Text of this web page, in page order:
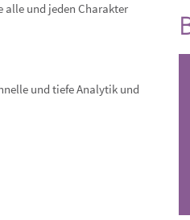
alle und jeden Charakter
und tiefe Analytik und